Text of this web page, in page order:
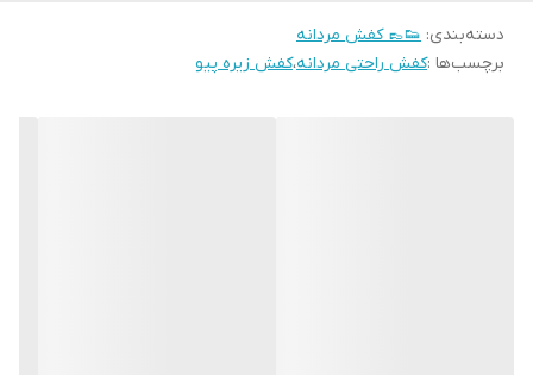
دسته‌بندی: 👟👞 کفش مردانه
برچسب‌ها :کفش راحتی مردانه،کفش زیره پیو